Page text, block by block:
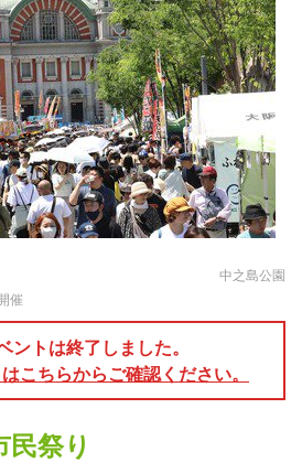
中之島公園
催
ントは終了しました。
こちらからご確認ください。
祭り